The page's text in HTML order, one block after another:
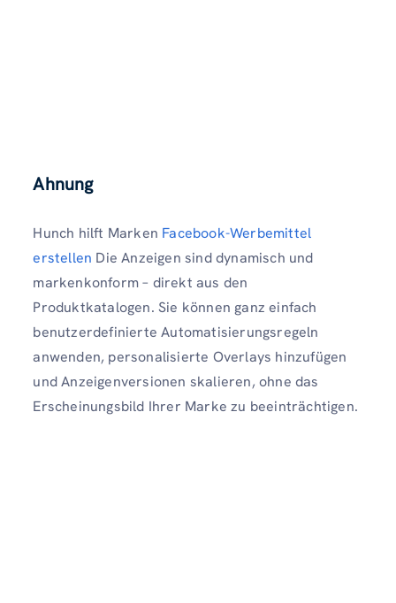
Ahnung
Hunch hilft Marken Facebook-Werbemittel
erstellen Die Anzeigen sind dynamisch und
markenkonform – direkt aus den
Produktkatalogen. Sie können ganz einfach
benutzerdefinierte Automatisierungsregeln
anwenden, personalisierte Overlays hinzufügen
und Anzeigenversionen skalieren, ohne das
Erscheinungsbild Ihrer Marke zu beeinträchtigen.